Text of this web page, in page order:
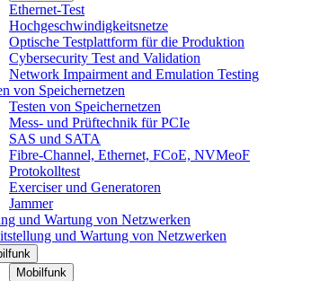
Ethernet-Test
Hochgeschwindigkeitsnetze
Optische Testplattform für die Produktion
Cybersecurity Test and Validation
Network Impairment and Emulation Testing
von Speichernetzen
Testen von Speichernetzen
Mess- und Prüftechnik für PCIe
SAS und SATA
Fibre-Channel, Ethernet, FCoE, NVMeoF
Protokolltest
Exerciser und Generatoren
Jammer
und Wartung von Netzwerken
und Wartung von Netzwerken
Mobilfunk